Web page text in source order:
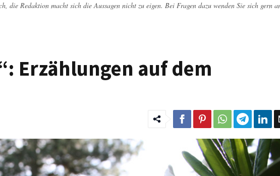
Redaktion macht sich die Aussagen nicht zu eigen. Bei Fragen dazu wenden Sie sich gern
Erzählungen auf dem